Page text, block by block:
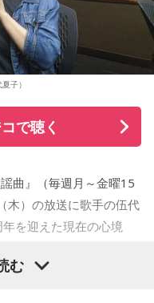
ムフリーで！
子）
で聴く
曲』（毎週月～金曜15
木）の放送に歌手の伍代
を迎えた現在の心境
む